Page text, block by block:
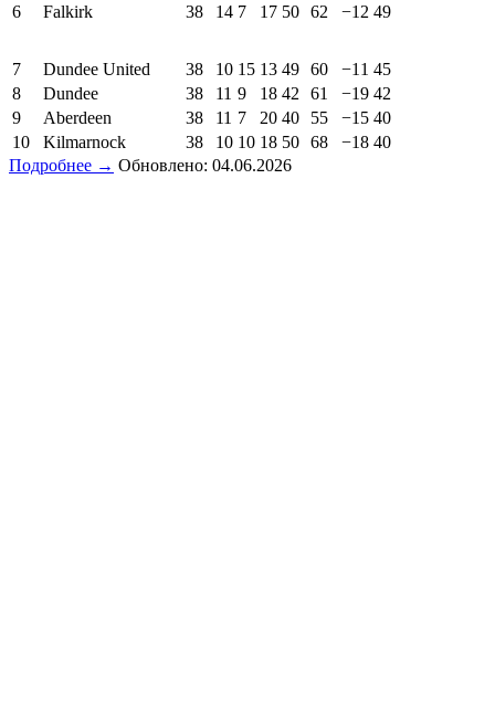
6
Falkirk 38 14 7 17 50 62 −12 49
7 Dundee United 38 10 15 13 49 60 −11 45
8
Dundee 38 11 9 18 42 61 −19 42
9
Aberdeen 38 11 7 20 40 55 −15 40
10
Kilmarnock 38 10 10 18 50 68 −18 40
Подробнее → Обновлено: 04.06.2026